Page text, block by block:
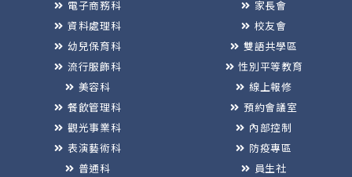
電子商務科
資料處理科
幼兒保育科
流行服飾科
美容科
餐飲管理科
觀光事業科
表演藝術科
普通科
家長會
校友會
雙語共學區
性別平等教育
線上報修
預約會議室
內部控制
防疫專區
員生社